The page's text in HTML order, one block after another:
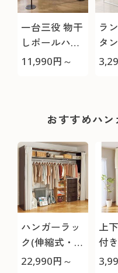
一台三役 物干
しポールハン
ガー/ハンガー
11,990円～
ラ
タ
た
おすすめハ
ハンガーラッ
ク(伸縮式・側
面パネル/幅の
22,990円～
上
付
ク